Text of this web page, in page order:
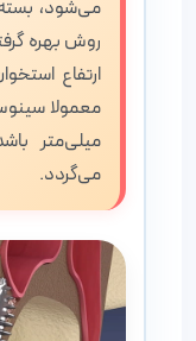
می‌شود،
روش بهره
میلی‌متر
می‌گردد.